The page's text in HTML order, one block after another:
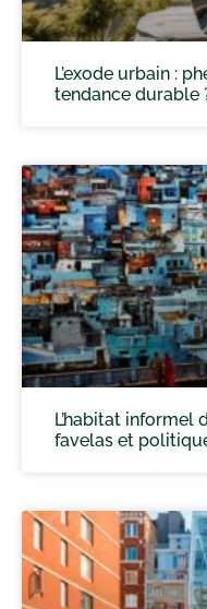
L’exode urbain :
tendance durable
L’habitat informel
favelas et